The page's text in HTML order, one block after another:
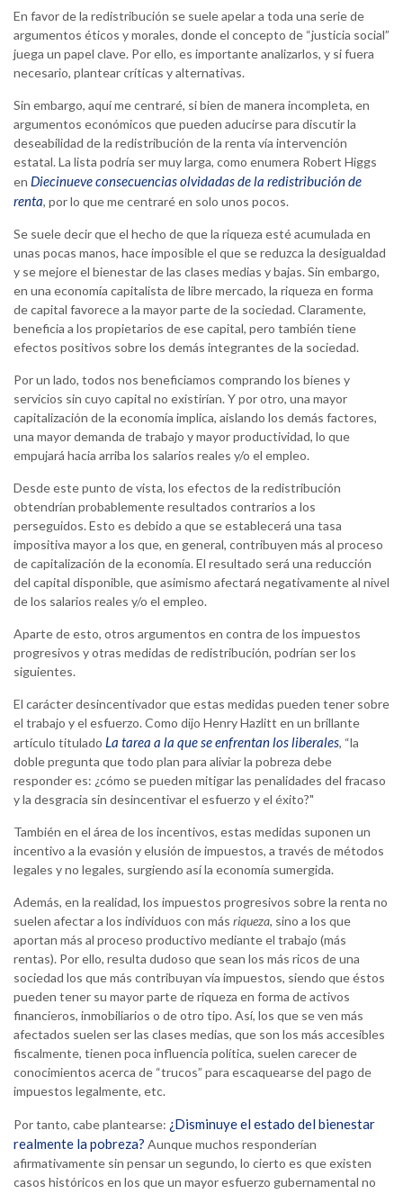
En favor de la redistribución se suele apelar a toda una serie de
argumentos éticos y morales, donde el concepto de “justicia social”
juega un papel clave. Por ello, es importante analizarlos, y si fuera
necesario, plantear críticas y alternativas.
Sin embargo, aquí me centraré, si bien de manera incompleta, en
argumentos económicos que pueden aducirse para discutir la
deseabilidad de la redistribución de la renta vía intervención
estatal. La lista podría ser muy larga, como enumera Robert Higgs
en Diecinueve consecuencias olvidadas de la redistribución de
renta, por lo que me centraré en solo unos pocos.
Se suele decir que el hecho de que la riqueza esté acumulada en
unas pocas manos, hace imposible el que se reduzca la desigualdad
y se mejore el bienestar de las clases medias y bajas. Sin embargo,
en una economía capitalista de libre mercado, la riqueza en forma
de capital favorece a la mayor parte de la sociedad. Claramente,
beneficia a los propietarios de ese capital, pero también tiene
efectos positivos sobre los demás integrantes de la sociedad.
Por un lado, todos nos beneficiamos comprando los bienes y
servicios sin cuyo capital no existirían. Y por otro, una mayor
capitalización de la economía implica, aislando los demás factores,
una mayor demanda de trabajo y mayor productividad, lo que
empujará hacia arriba los salarios reales y/o el empleo.
Desde este punto de vista, los efectos de la redistribución
obtendrían probablemente resultados contrarios a los
perseguidos. Esto es debido a que se establecerá una tasa
impositiva mayor a los que, en general, contribuyen más al proceso
de capitalización de la economía. El resultado será una reducción
del capital disponible, que asimismo afectará negativamente al nivel
de los salarios reales y/o el empleo.
Aparte de esto, otros argumentos en contra de los impuestos
progresivos y otras medidas de redistribución, podrían ser los
siguientes.
El carácter desincentivador que estas medidas pueden tener sobre
el trabajo y el esfuerzo. Como dijo Henry Hazlitt en un brillante
artículo titulado La tarea a la que se enfrentan los liberales, “la
doble pregunta que todo plan para aliviar la pobreza debe
responder es: ¿cómo se pueden mitigar las penalidades del fracaso
y la desgracia sin desincentivar el esfuerzo y el éxito?"
También en el área de los incentivos, estas medidas suponen un
incentivo a la evasión y elusión de impuestos, a través de métodos
legales y no legales, surgiendo así la economía sumergida.
Además, en la realidad, los impuestos progresivos sobre la renta no
suelen afectar a los individuos con más riqueza, sino a los que
aportan más al proceso productivo mediante el trabajo (más
rentas). Por ello, resulta dudoso que sean los más ricos de una
sociedad los que más contribuyan vía impuestos, siendo que éstos
pueden tener su mayor parte de riqueza en forma de activos
financieros, inmobiliarios o de otro tipo. Así, los que se ven más
afectados suelen ser las clases medias, que son los más accesibles
fiscalmente, tienen poca influencia política, suelen carecer de
conocimientos acerca de “trucos” para escaquearse del pago de
impuestos legalmente, etc.
Por tanto, cabe plantearse: ¿Disminuye el estado del bienestar
realmente la pobreza? Aunque muchos responderían
afirmativamente sin pensar un segundo, lo cierto es que existen
casos históricos en los que un mayor esfuerzo gubernamental no